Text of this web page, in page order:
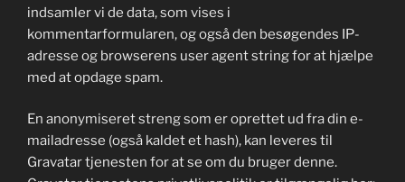
indsamler vi de data, som vises i
kommentarformularen, og også den besøgendes IP-
adresse og browserens user agent string for at hjælpe
med at opdage spam.
En anonymiseret streng som er oprettet ud fra din e-
mailadresse (også kaldet et hash), kan leveres til
Gravatar tjenesten for at se om du bruger denne.